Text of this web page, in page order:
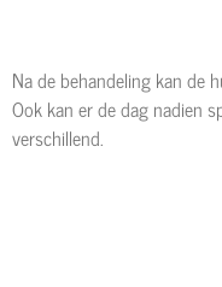
Na de behandeling kan de
Ook kan er de dag nadien
verschillend.